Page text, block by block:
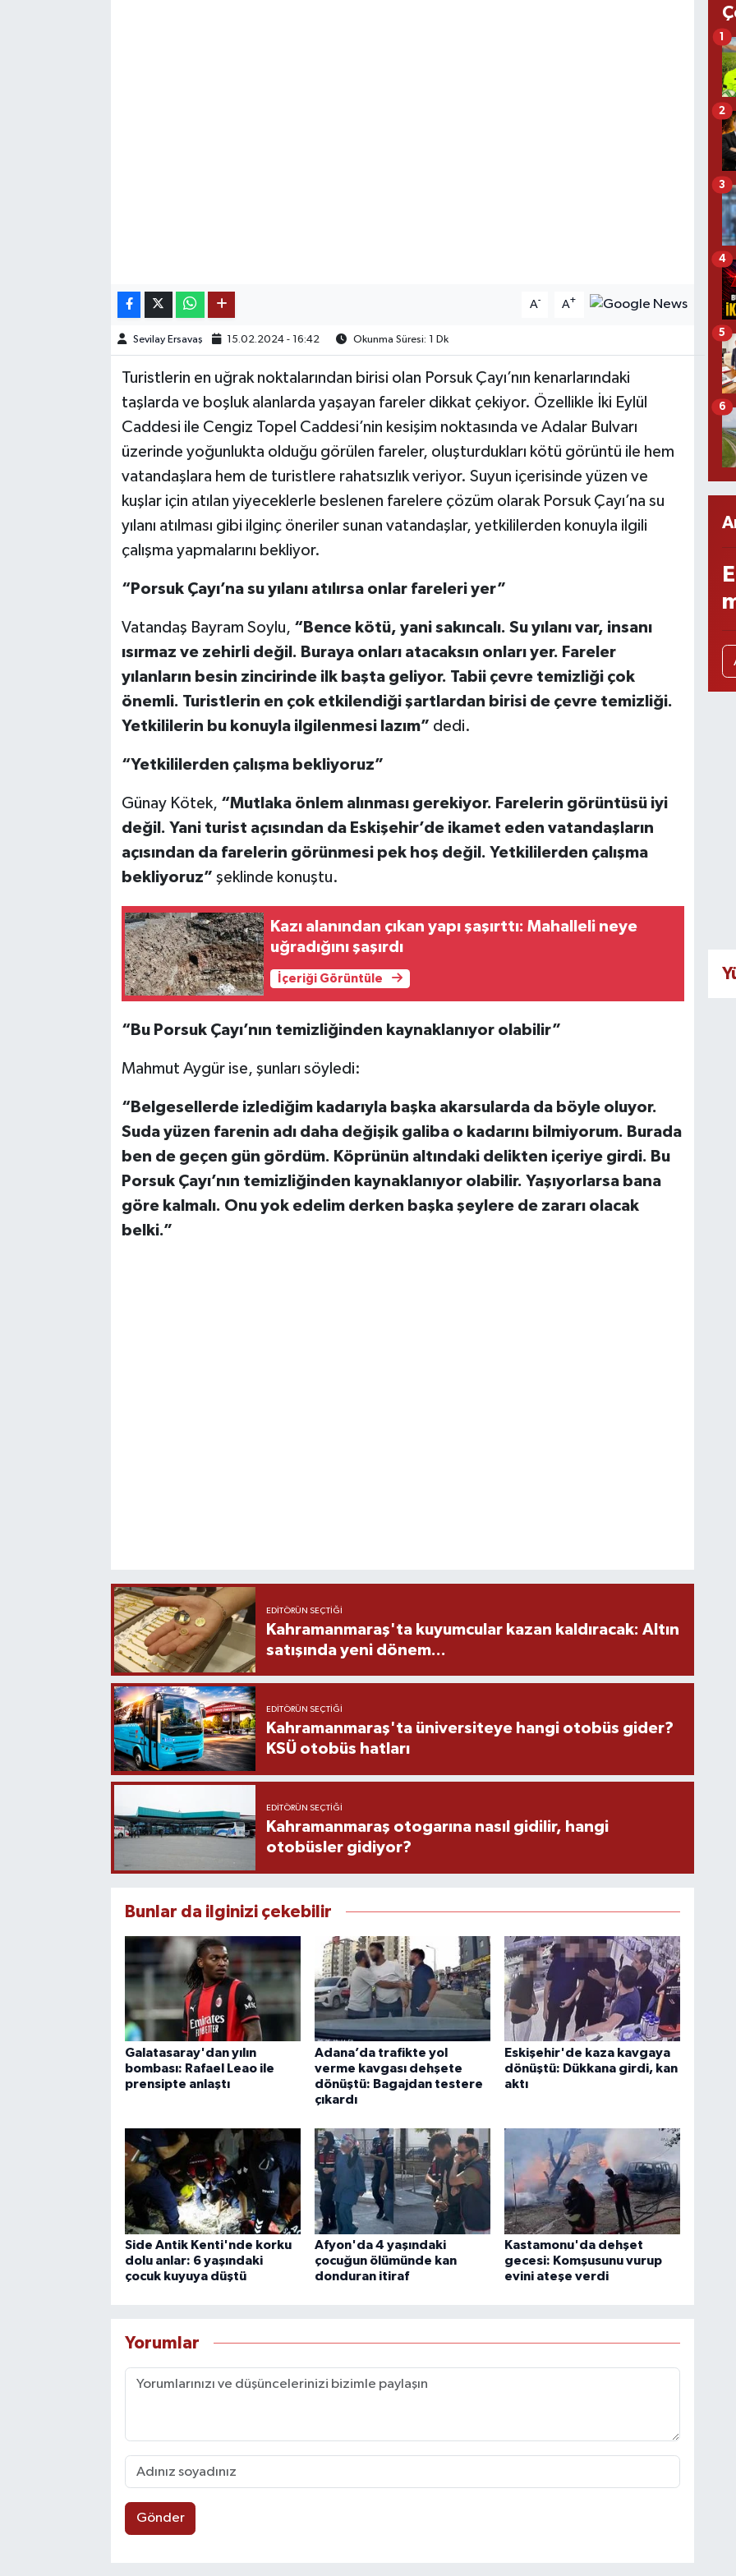
A- A+
Sevilay Ersavaş 15.02.2024 - 16:42 Okunma Süresi: 1 Dk
Turistlerin en uğrak noktalarından birisi olan Porsuk Çayı’nın kenarlarındaki
taşlarda ve boşluk alanlarda yaşayan fareler dikkat çekiyor. Özellikle İki Eylül
Caddesi ile Cengiz Topel Caddesi’nin kesişim noktasında ve Adalar Bulvarı
üzerinde yoğunlukta olduğu görülen fareler, oluşturdukları kötü görüntü ile hem
vatandaşlara hem de turistlere rahatsızlık veriyor. Suyun içerisinde yüzen ve
kuşlar için atılan yiyeceklerle beslenen farelere çözüm olarak Porsuk Çayı’na su
yılanı atılması gibi ilginç öneriler sunan vatandaşlar, yetkililerden konuyla ilgili
çalışma yapmalarını bekliyor.
“Porsuk Çayı’na su yılanı atılırsa onlar fareleri yer”
Vatandaş Bayram Soylu, “Bence kötü, yani sakıncalı. Su yılanı var, insanı
ısırmaz ve zehirli değil. Buraya onları atacaksın onları yer. Fareler
yılanların besin zincirinde ilk başta geliyor. Tabii çevre temizliği çok
önemli. Turistlerin en çok etkilendiği şartlardan birisi de çevre temizliği.
Yetkililerin bu konuyla ilgilenmesi lazım” dedi.
“Yetkililerden çalışma bekliyoruz”
Günay Kötek, “Mutlaka önlem alınması gerekiyor. Farelerin görüntüsü iyi
değil. Yani turist açısından da Eskişehir’de ikamet eden vatandaşların
açısından da farelerin görünmesi pek hoş değil. Yetkililerden çalışma
bekliyoruz” şeklinde konuştu.
Kazı alanından çıkan yapı şaşırttı: Mahalleli neye
uğradığını şaşırdı
İçeriği Görüntüle
“Bu Porsuk Çayı’nın temizliğinden kaynaklanıyor olabilir”
Mahmut Aygür ise, şunları söyledi:
“Belgesellerde izlediğim kadarıyla başka akarsularda da böyle oluyor.
Suda yüzen farenin adı daha değişik galiba o kadarını bilmiyorum. Burada
ben de geçen gün gördüm. Köprünün altındaki delikten içeriye girdi. Bu
Porsuk Çayı’nın temizliğinden kaynaklanıyor olabilir. Yaşıyorlarsa bana
göre kalmalı. Onu yok edelim derken başka şeylere de zararı olacak
belki.”
EDITÖRÜN SEÇTIĞI
Kahramanmaraş'ta kuyumcular kazan kaldıracak: Altın
satışında yeni dönem...
EDITÖRÜN SEÇTIĞI
Kahramanmaraş'ta üniversiteye hangi otobüs gider?
KSÜ otobüs hatları
EDITÖRÜN SEÇTIĞI
Kahramanmaraş otogarına nasıl gidilir, hangi
otobüsler gidiyor?
Bunlar da ilginizi çekebilir
Galatasaray'dan yılın
bombası: Rafael Leao ile
prensipte anlaştı
Adana’da trafikte yol
verme kavgası dehşete
dönüştü: Bagajdan testere
çıkardı
Eskişehir'de kaza kavgaya
dönüştü: Dükkana girdi, kan
aktı
Side Antik Kenti'nde korku
dolu anlar: 6 yaşındaki
çocuk kuyuya düştü
Afyon'da 4 yaşındaki
çocuğun ölümünde kan
donduran itiraf
Kastamonu'da dehşet
gecesi: Komşusunu vurup
evini ateşe verdi
Yorumlar
Gönder
1
2
3
4
5
6